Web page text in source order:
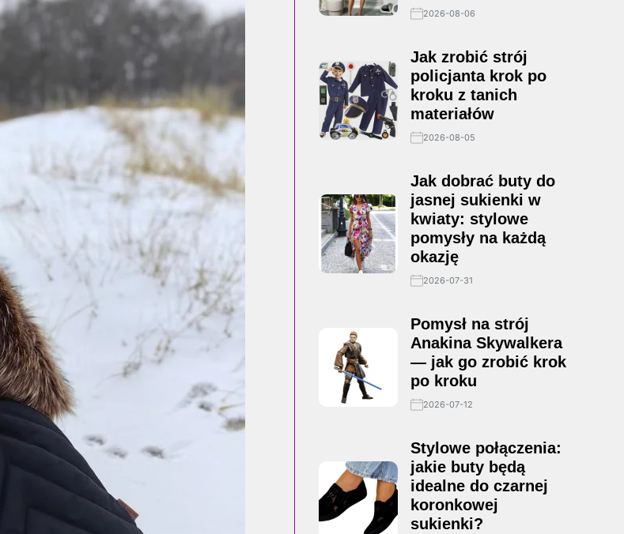
2026-08-06
Jak zrobić strój
policjanta krok po
kroku z tanich
materiałów
2026-08-05
Jak dobrać buty do
jasnej sukienki w
kwiaty: stylowe
pomysły na każdą
okazję
2026-07-31
Pomysł na strój
Anakina Skywalkera
— jak go zrobić krok
po kroku
2026-07-12
Stylowe połączenia:
jakie buty będą
idealne do czarnej
koronkowej
sukienki?